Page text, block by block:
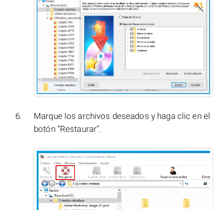
Marque los archivos deseados y haga clic en el
botón “Restaurar”.